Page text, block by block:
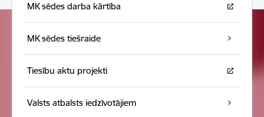
MK sēdes darba kārtība
MK sēdes tiešraide
Tiesību aktu projekti
Valsts atbalsts iedzīvotājiem